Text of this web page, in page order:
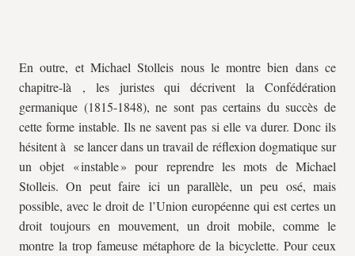
En outre, et Michael Stolleis nous le montre bien dans ce
chapitre-là , les juristes qui décrivent la Confédération
germanique (1815-1848), ne sont pas certains du succès de
cette forme instable. Ils ne savent pas si elle va durer. Donc ils
hésitent à se lancer dans un travail de réflexion dogmatique sur
un objet « instable » pour reprendre les mots de Michael
Stolleis. On peut faire ici un parallèle, un peu osé, mais
possible, avec le droit de l’Union européenne qui est certes un
droit toujours en mouvement, un droit mobile, comme le
montre la trop fameuse métaphore de la bicyclette. Pour ceux